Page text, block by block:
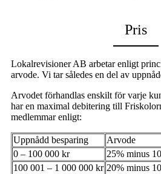
Pris
Lokalrevisioner AB arbetar enligt
arvode. Vi tar således en del av
Arvodet förhandlas enskilt för varje
har en maximal debitering till
medlemmar enligt:
Uppnådd besparing
Arvode
0 – 100 000 kr
25% minus
100 001 – 1 000 000 kr 20% minus